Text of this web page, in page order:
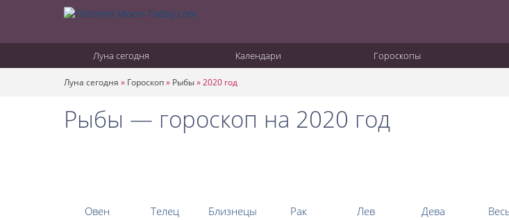
Луна сегодня Календари Гороскопы
Луна сегодня » Гороскоп» Рыбы»2020 год
Рыбы — гороскоп на 2020 год
Овен Телец Близнецы Рак Лев Дева